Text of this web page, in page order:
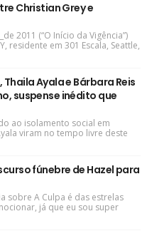
Christian Grey e
2011 (“O Início da Vigência”)
residente em 301 Escala, Seattle,
Ayala e Bárbara Reis
suspense inédito que
ao isolamento social em
viram no tempo livre deste
fúnebre de Hazel para
sobre A Culpa é das estrelas
já que eu sou super